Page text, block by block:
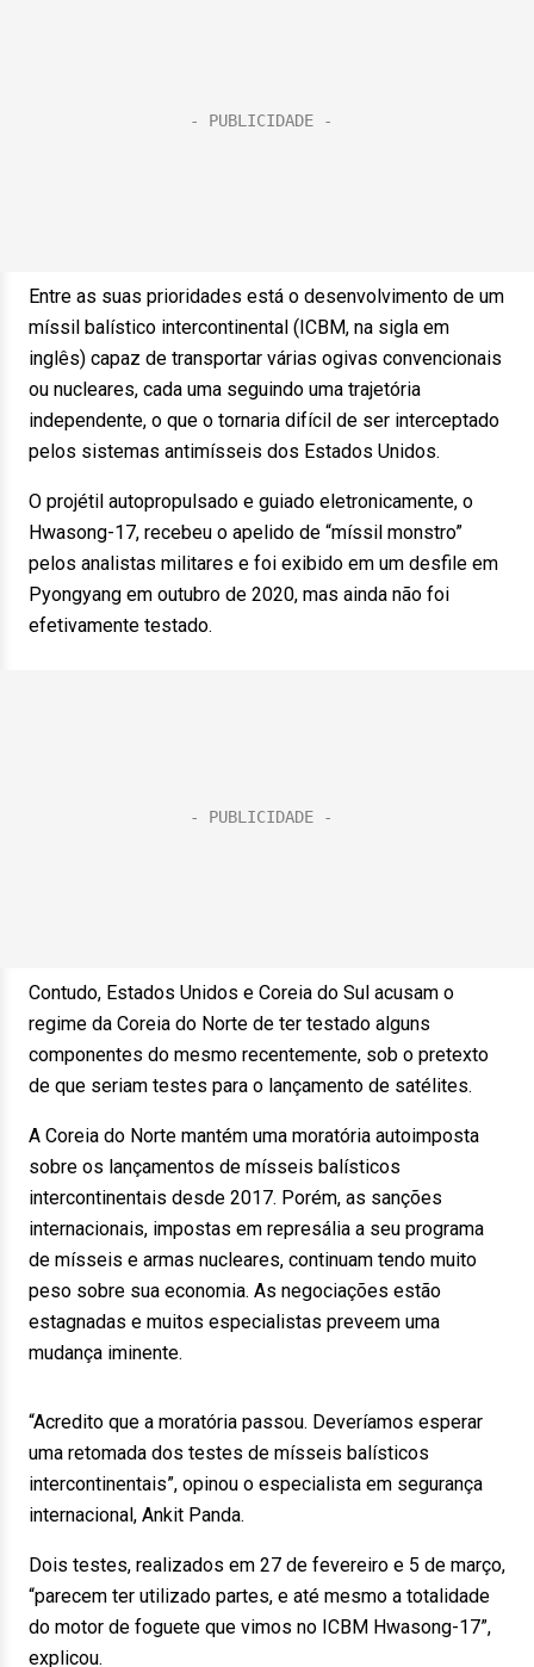
Entre as suas prioridades está o desenvolvimento de um
míssil balístico intercontinental (ICBM, na sigla em
inglês) capaz de transportar várias ogivas convencionais
ou nucleares, cada uma seguindo uma trajetória
independente, o que o tornaria difícil de ser interceptado
pelos sistemas antimísseis dos Estados Unidos.
O projétil autopropulsado e guiado eletronicamente, o
Hwasong-17, recebeu o apelido de “míssil monstro”
pelos analistas militares e foi exibido em um desfile em
Pyongyang em outubro de 2020, mas ainda não foi
efetivamente testado.
Contudo, Estados Unidos e Coreia do Sul acusam o
regime da Coreia do Norte de ter testado alguns
componentes do mesmo recentemente, sob o pretexto
de que seriam testes para o lançamento de satélites.
A Coreia do Norte mantém uma moratória autoimposta
sobre os lançamentos de mísseis balísticos
intercontinentais desde 2017. Porém, as sanções
internacionais, impostas em represália a seu programa
de mísseis e armas nucleares, continuam tendo muito
peso sobre sua economia. As negociações estão
estagnadas e muitos especialistas preveem uma
mudança iminente.
“Acredito que a moratória passou. Deveríamos esperar
uma retomada dos testes de mísseis balísticos
intercontinentais”, opinou o especialista em segurança
internacional, Ankit Panda.
Dois testes, realizados em 27 de fevereiro e 5 de março,
“parecem ter utilizado partes, e até mesmo a totalidade
do motor de foguete que vimos no ICBM Hwasong-17”,
explicou.